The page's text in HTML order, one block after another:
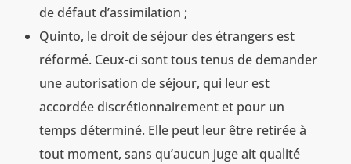
de défaut d’assimilation ;
Quinto, le droit de séjour des étrangers est
réformé. Ceux-ci sont tous tenus de demander
une autorisation de séjour, qui leur est
accordée discrétionnairement et pour un
temps déterminé. Elle peut leur être retirée à
tout moment, sans qu’aucun juge ait qualité